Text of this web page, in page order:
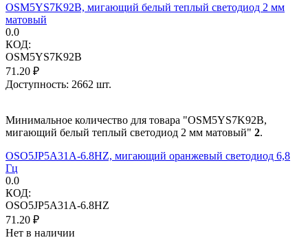
OSM5YS7K92B, мигающий белый теплый светодиод 2 мм
матовый
0.0
КОД:
OSM5YS7K92B
71.20 ₽
Доступность: 2662 шт.
Минимальное количество для товара "OSM5YS7K92B,
мигающий белый теплый светодиод 2 мм матовый" 2.
OSO5JP5A31A-6.8HZ, мигающий оранжевый светодиод 6,8
Гц
0.0
КОД:
OSO5JP5A31A-6.8HZ
71.20 ₽
Нет в наличии